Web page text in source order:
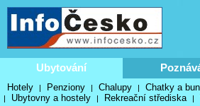
Ubytování
Hotely | Penziony | Chalupy | Chatky a
| Ubytovny a hostely | Rekreační střediska |